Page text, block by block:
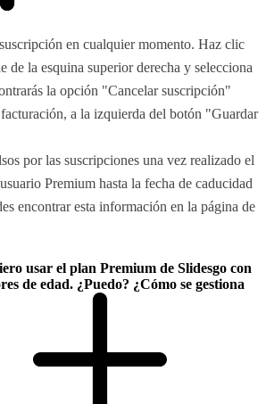
en cualquier momento. Haz clic
de la esquina superior derecha y selecciona
la opción "Cancelar suscripción"
a la izquierda del botón "Guardar
por las suscripciones una vez realizado el
Premium hasta la fecha de caducidad
encontrar esta información en la página de
usar el plan Premium de Slidesgo con
de edad. ¿Puedo? ¿Cómo se gestiona